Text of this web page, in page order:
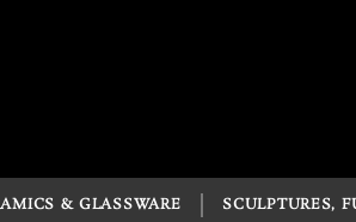
& GLASSWARE SCULPTURES,